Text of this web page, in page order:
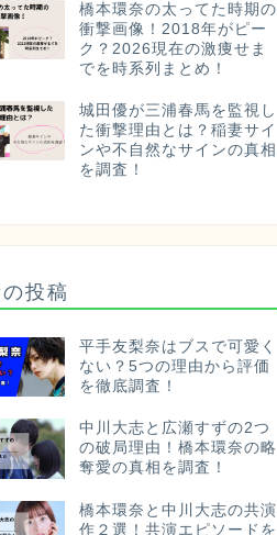
橋本環奈の太ってた時期の
衝撃画像！2018年がピー
ク？2026現在の激痩せま
でを時系列まとめ！
城田優が三浦春馬を監視し
た衝撃理由とは？稲妻サイ
ンや不自然なサインの真相
を調査！
投稿
平手友梨奈はブスで可愛く
ない？5つの理由から評価
を徹底調査！
中川大志と広瀬すずの2つ
の破局理由！橋本環奈の略
奪愛の真相を調査！
橋本環奈と中川大志の共演
作２選！共演エピソードを